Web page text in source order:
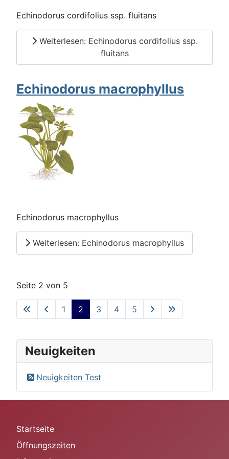
Echinodorus cordifolius ssp. fluitans
Weiterlesen: Echinodorus cordifolius ssp.
fluitans
Echinodorus macrophyllus
Echinodorus macrophyllus
Weiterlesen: Echinodorus macrophyllus
Seite 2 von 5
1 2 3 4 5
Neuigkeiten
Neuigkeiten Test
Startseite
Öffnungszeiten